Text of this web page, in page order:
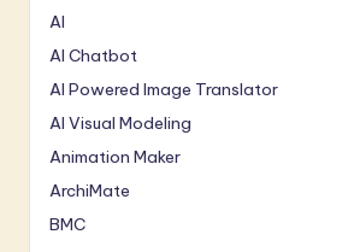
AI
AI Chatbot
AI Powered Image Translator
AI Visual Modeling
Animation Maker
ArchiMate
BMC